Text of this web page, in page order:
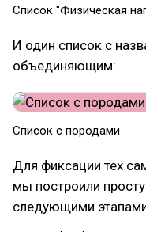
Список "Физическая
И один список с
объединяющим:
Список с породами
Для фиксации тех
мы построили
следующими